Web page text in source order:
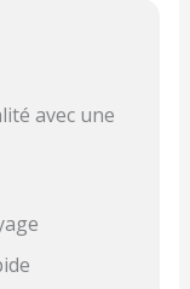
avec une